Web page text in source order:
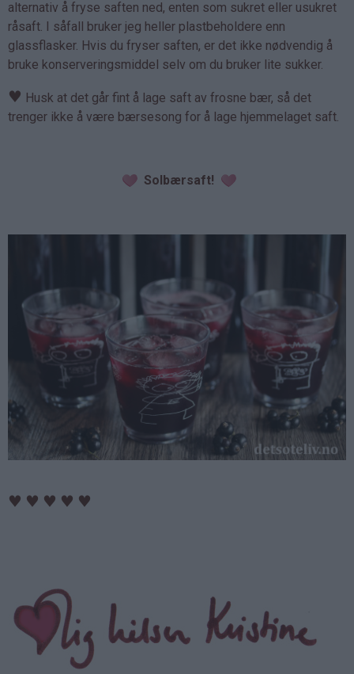
alternativ å fryse saften ned, enten som sukret eller usukret
råsaft. I såfall bruker jeg heller plastbeholdere enn
glassflasker. Hvis du fryser saften, er det ikke nødvendig å
bruke konserveringsmiddel selv om du bruker lite sukker.
♥ Husk at det går fint å lage saft av frosne bær, så det
trenger ikke å være bærsesong for å lage hjemmelaget saft.
Solbærsaft!
♥ ♥ ♥ ♥ ♥